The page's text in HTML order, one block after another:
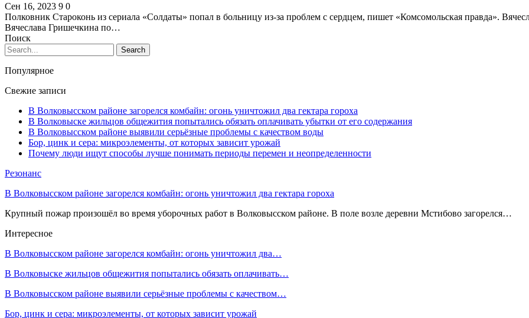
Сен 16, 2023 9 0
Полковник Староконь из сериала «Солдаты» попал в больницу из-за проблем с сердцем, пишет «Комсомольская правда».
Вячеслава Гришечкина по…
Поиск
Популярное
Свежие записи
В Волковысском районе загорелся комбайн: огонь уничтожил два гектара гороха
В Волковыске жильцов общежития попытались обязать оплачивать убытки от его содержания
В Волковысском районе выявили серьёзные проблемы с качеством воды
Бор, цинк и сера: микроэлементы, от которых зависит урожай
Почему люди ищут способы лучше понимать периоды перемен и неопределенности
Резонанс
В Волковысском районе загорелся комбайн: огонь уничтожил два гектара гороха
Крупный пожар произошёл во время уборочных работ в Волковысском районе. В поле возле деревни Мстибово загорелся…
Интересное
В Волковысском районе загорелся комбайн: огонь уничтожил два…
В Волковыске жильцов общежития попытались обязать оплачивать…
В Волковысском районе выявили серьёзные проблемы с качеством…
Бор, цинк и сера: микроэлементы, от которых зависит урожай